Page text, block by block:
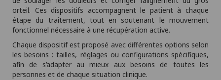
orteil. Ces dispositifs accompagnent le patient à chaque
étape du traitement, tout en soutenant le mouvement
fonctionnel nécessaire à une récupération active.
Chaque dispositif est proposé avec différentes options selon
les besoins : tailles, réglages ou configurations spécifiques,
afin de s’adapter au mieux aux besoins de toutes les
personnes et de chaque situation clinique.